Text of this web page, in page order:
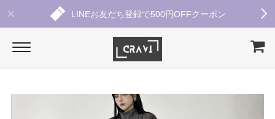
LINEお友だち登録で500円OFFクーポン